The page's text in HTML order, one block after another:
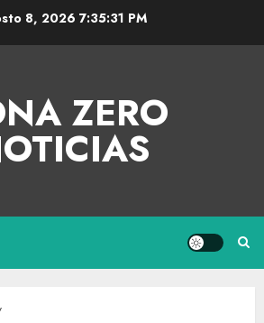
8, 2026 7:35:32 PM
ZERO